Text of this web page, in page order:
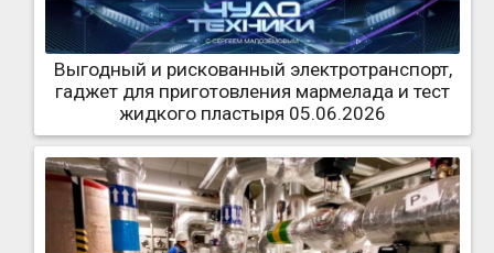
Выгодный и рискованный электротранспорт,
гаджет для приготовления мармелада и тест
жидкого пластыря 05.06.2026